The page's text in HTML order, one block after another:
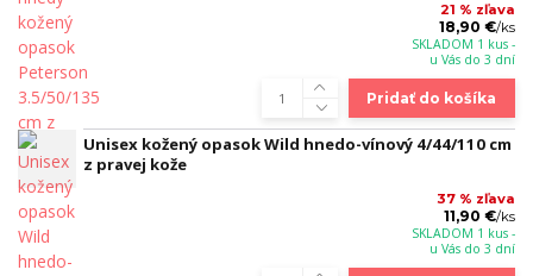
21 % zľava
18,90 €/ks
SKLADOM 1 kus -
u Vás do 3 dní
Pridať do košíka
Unisex kožený opasok Wild hnedo-vínový 4/44/110 cm
z pravej kože
37 % zľava
11,90 €/ks
SKLADOM 1 kus -
u Vás do 3 dní